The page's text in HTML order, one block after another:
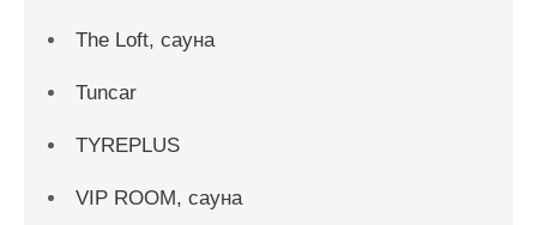
The Loft, сауна
Tuncar
TYREPLUS
VIP ROOM, сауна